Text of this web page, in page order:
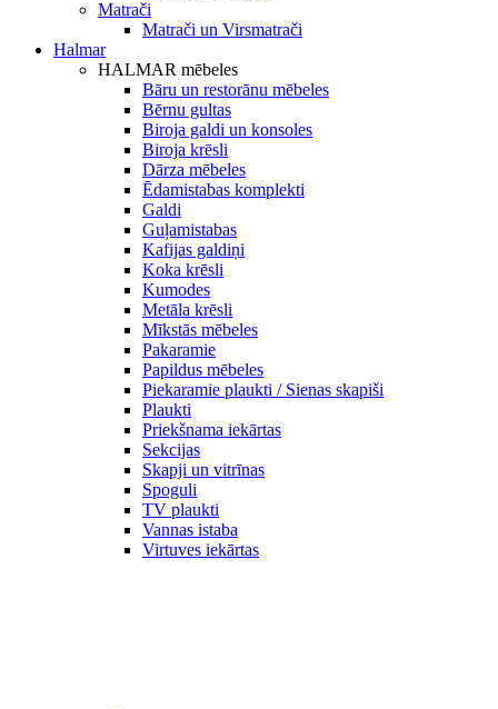
Matrači
Matrači un Virsmatrači
Halmar
HALMAR mēbeles
Bāru un restorānu mēbeles
Bērnu gultas
Biroja galdi un konsoles
Biroja krēsli
Dārza mēbeles
Ēdamistabas komplekti
Galdi
Guļamistabas
Kafijas galdiņi
Koka krēsli
Kumodes
Metāla krēsli
Mīkstās mēbeles
Pakaramie
Papildus mēbeles
Piekaramie plaukti / Sienas skapiši
Plaukti
Priekšnama iekārtas
Sekcijas
Skapji un vitrīnas
Spoguli
TV plaukti
Vannas istaba
Virtuves iekārtas